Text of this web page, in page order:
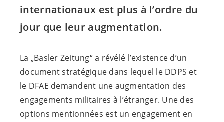
internationaux est plus à l’ordre du
jour que leur augmentation.
La „Basler Zeitung“ a révélé l’existence d’un
document stratégique dans lequel le DDPS et
le DFAE demandent une augmentation des
engagements militaires à l’étranger. Une des
options mentionnées est un engagement en